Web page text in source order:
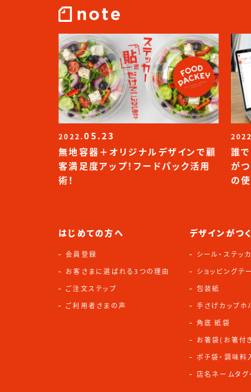
2022.05.23
無地容器＋オリジナルデザインで顧
客満足度アップ！フードパック活用
術！
誰
が
の
はじめての方へ
会員登録
お客さまに選ばれる3つの理由
ご注文ステップ
ご利用者さまの声
デザインがつ
シール・ステッ
ショッピングテ
包装紙
手さげカップホ
角底 紙袋
お箸袋(お箸付
ポチ袋・調味料
店名ネームタグ